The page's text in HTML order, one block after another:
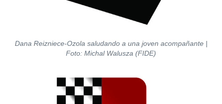
Dana Reizniece-Ozola saludando a una joven acompañante |
Foto: Michal Walusza (FIDE)